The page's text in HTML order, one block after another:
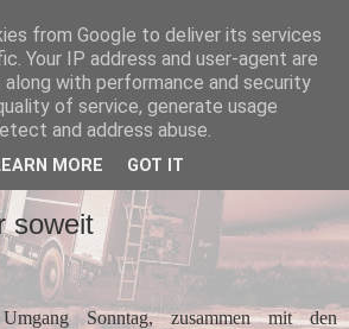
soweit
Sonntag, zusammen mit den
from Google to deliver its services
Your IP address and user-agent are
along with performance and security
of service, generate usage
and address abuse.
MORE GOT IT